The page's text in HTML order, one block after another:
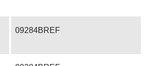
09284BREF